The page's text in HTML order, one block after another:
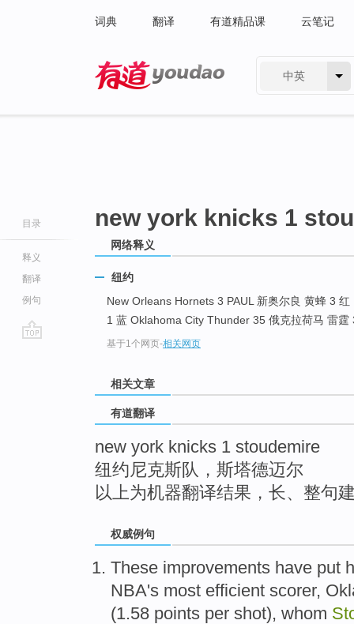
词典 翻译 有道精品课 云笔记
中英
目录
释义
翻译
例句
new york knicks 1
网络释义
纽约
New Orleans Hornets 3 PAUL 新奥尔良 黄蜂 3 红
1 蓝 Oklahoma City Thunder 35 俄克拉荷马 雷霆
基于1个网页-相关网页
相关文章
有道翻译
new york knicks 1 stoudemire
纽约尼克斯队，斯塔德迈尔
以上为机器翻译结果，长、整句
权威例句
These improvements have put
NBA's most efficient scorer,
(1.58 points per shot), whom